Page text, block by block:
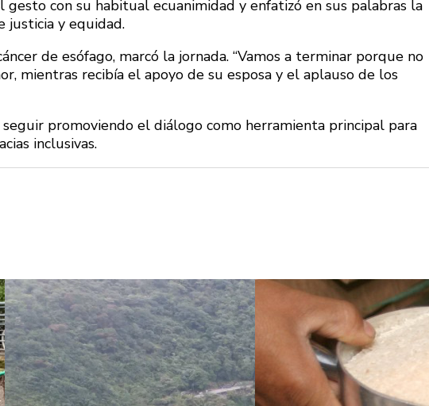
gesto con su habitual ecuanimidad y enfatizó en sus palabras la
justicia y equidad.
de esófago, marcó la jornada. “Vamos a terminar porque no
mientras recibía el apoyo de su esposa y el aplauso de los
promoviendo el diálogo como herramienta principal para
inclusivas.
qué sirve un puente
si no se puede
Chirajara sigue
más de dos años
de su entrega
¿Pagaron menos de lo
permitido por el arroz
Meta? La SIC puso bajo la
lupa a siete compradores